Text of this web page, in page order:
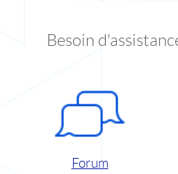
Besoin
Forum